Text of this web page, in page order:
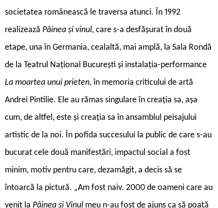
societatea românească le traversa atunci. În 1992
realizează Pâinea și vinul, care s-a desfășurat în două
etape, una în Germania, cealaltă, mai amplă, la Sala Rondă
de la Teatrul Național București și instalația-performance
La moartea unui prieten, în memoria criticului de artă
Andrei Pintilie. Ele au rămas singulare în creația sa, așa
cum, de altfel, este și creația sa în ansamblul peisajului
artistic de la noi. În pofida succesului la public de care s-au
bucurat cele două manifestări, impactul social a fost
minim, motiv pentru care, dezamăgit, a decis să se
întoarcă la pictură. „Am fost naiv. 2000 de oameni care au
venit la Pâinea și Vinul meu n-au fost de ajuns ca să poată